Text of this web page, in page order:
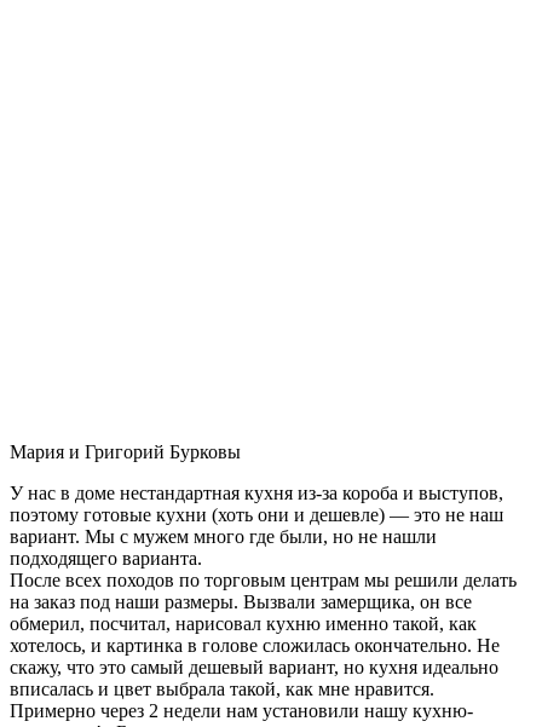
Мария и Григорий Бурковы
У нас в доме нестандартная кухня из-за короба и выступов,
поэтому готовые кухни (хоть они и дешевле) — это не наш
вариант. Мы с мужем много где были, но не нашли
подходящего варианта.
После всех походов по торговым центрам мы решили делать
на заказ под наши размеры. Вызвали замерщика, он все
обмерил, посчитал, нарисовал кухню именно такой, как
хотелось, и картинка в голове сложилась окончательно. Не
скажу, что это самый дешевый вариант, но кухня идеально
вписалась и цвет выбрала такой, как мне нравится.
Примерно через 2 недели нам установили нашу кухню-